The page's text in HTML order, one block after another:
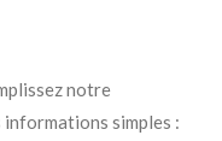
notre
simples :